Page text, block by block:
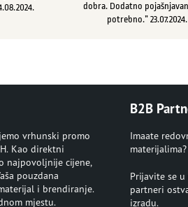
dobra. Dodatno
potrebno.” 23.07.2024.
vrhunski promo
Kao direktni
najpovoljnije cijene,
pouzdana
i brendiranje.
mjestu.
B2B
Imaate
materijalima?
Prijavite se u
partneri
izradu.